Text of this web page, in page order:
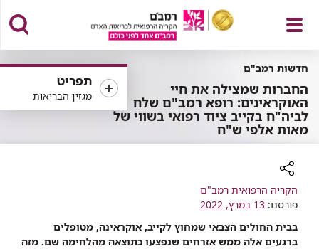
פתח
תפריט
תפריט
מגזין הבריאות
חדשות רמב"ם
החברות שמצילה את חיי
האוקראינים: רופא רמב"ם שלח
לביה"ח בקייב ציוד רפואי בשווי של
מאות אלפי ש"ח
רכיב
שיתוף
הקריה הרפואית רמב"ם
פורסם: 13 במרץ, 2022
בבית החולים הצבאי שמחוץ לקייב, אוקראינה, מטופלים
ברגעים אלה ממש אזרחים שנפצעו כתוצאה מהלחימה שם. מזה